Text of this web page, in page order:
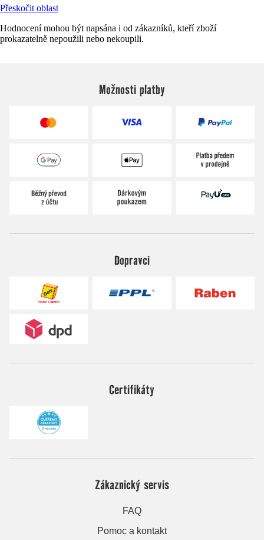
Přeskočit oblast
Hodnocení mohou být napsána i od zákazníků, kteří zboží
prokazatelně nepoužili nebo nekoupili.
Možnosti platby
Dopravci
Certifikáty
Zákaznický servis
FAQ
Pomoc a kontakt